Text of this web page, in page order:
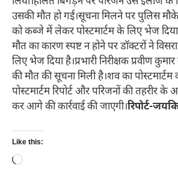
उसकी मौत हो गई।सूचना मिलने पर पुलिस
को कब्जे में लेकर पोस्टमार्टम के लिए भेज
मौत का कारण स्पष्ट न होने पर डॉक्टरों ने
लिए भेज दिया है।प्रभारी निरीक्षक प्रवीण
की मौत की सूचना मिली है।शव का पोस्टमार्टम
पोस्टमार्टम रिपोर्ट और परिजनों की तहरीर
कर आगे की कार्रवाई की जाएगी।रिपोर्ट-
Like this:
Loading…